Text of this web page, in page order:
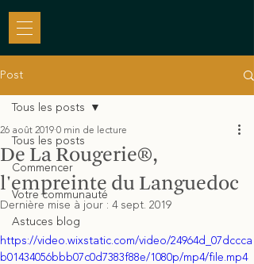
Post
Tous les posts
Commencer
Votre communauté
Astuces blog
Tous les posts
De La Rougerie®,
l'empreinte du Languedoc
26 août 2019 0 min de lecture
Dernière mise à jour : 4 sept. 2019
https://video.wixstatic.com/video/24964d_07dccca
b01434056bbb07c0d7383f88e/1080p/mp4/file.mp4